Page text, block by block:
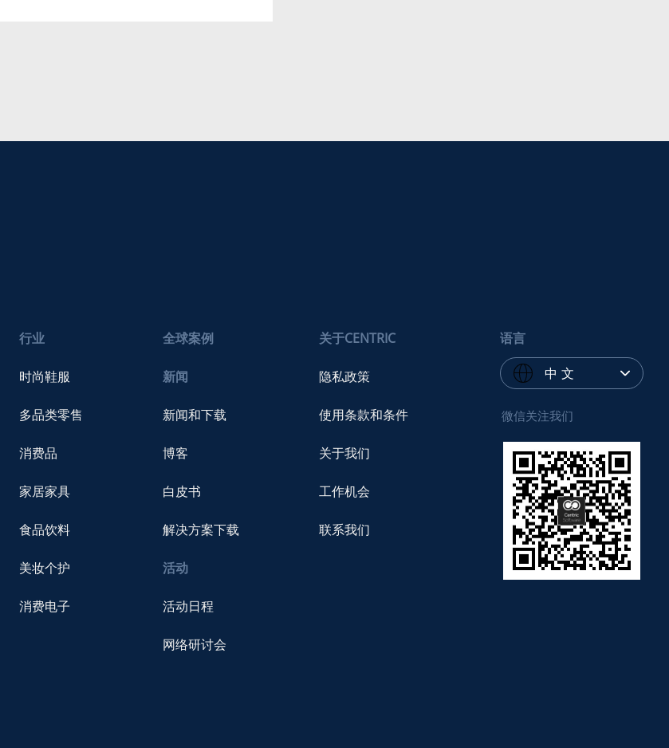
行业
时尚鞋服
多品类零售
消费品
家居家具
食品饮料
美妆个护
消费电子
全球案例
新闻
新闻和下载
博客
白皮书
解决方案下载
活动
活动日程
网络研讨会
关于CENTRIC
隐私政策
使用条款和条件
关于我们
工作机会
联系我们
语言
中 文
微信关注我们